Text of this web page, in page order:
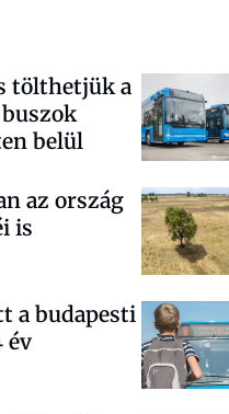
tölthetjük a
belül
az ország
is
a budapesti
év